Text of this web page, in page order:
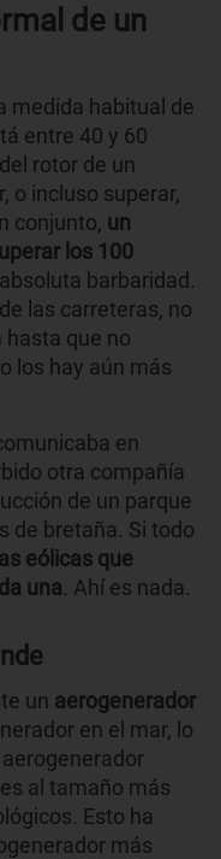
de un
medida habitual de
entre 40 y 60
rotor de un
o incluso superar,
conjunto, un
los 100
barbaridad.
las carreteras, no
que no
los hay aún más
en
otra compañía
de un parque
de bretaña. Si todo
eólicas que
una. Ahí es nada.
un aerogenerador
en el mar, lo
al tamaño más
Esto ha
más